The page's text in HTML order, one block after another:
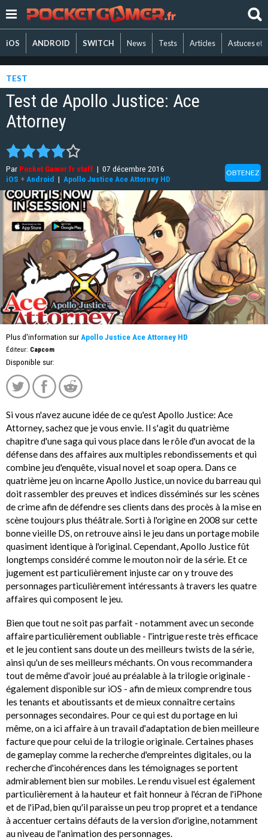
iOS ANDROID SWITCH News Tests Articles Astuces et
TEST
Test de Apollo Justice: Ace
Attorney
Par Pocket Gamer.fr staff | 07 décembre 2016
iOS + Android | Apollo Justice Ace Attorney HD
OBTENEZ
Plus d'information sur Apollo Justice Ace Attorney HD
Éditeur: Capcom
Disponible sur:
Si vous n'avez aucune idée de ce qu'est Apollo Justice: Ace
Attorney, sachez que je vous envie. Il s'agit du quatrième
chapitre d'une saga qui vous place dans le rôle d'un avocat de la
défense dans des affaires aux multiples rebondissements et qui
combine jeu d'enquête, visual novel et soap opera. Dans ce
quatrième jeu on incarne Apollo Justice, un novice du barreau qui
doit rassembler des preuves et indices disséminés sur les scènes
de crime afin de défendre ses clients dans des procès à la mise en
scène toujours plus théâtrale. Sorti à l'origine en 2008 sur cette
bonne vieille DS, on retrouve ainsi le jeu dans un portage mobile
quasiment identique à l'original. Cependant, Apollo Justice fût
longtemps considéré comme le mouton noir de la série. Et ce
jugement est particulièrement injuste car on y trouve des
personnages particulièrement intéressants à travers les quatre
affaires qui composent le jeu.
Bien que tout ne soit pas parfait - notamment avec un seconde
affaire particulièrement oubliable - l'intrigue reste très efficace
et le jeu contient sans doute un des meilleurs twists de la série,
ainsi qu'un de ses meilleurs méchants. On vous recommandera
tout de même d'avoir joué au préalable à la trilogie originale -
également disponible sur iOS - afin de mieux comprendre tous
les tenants et aboutissants et de mieux connaître certains
personnages secondaires. Pour ce qui est du portage en lui
même, on a ici affaire à un travail d'adaptation de bien meilleure
facture que pour celui de la trilogie originale. Certaines phases
de gameplay comme la recherche d'empreintes digitales, ou la
recherche d'incohérences dans les témoignages se portent
admirablement bien sur mobiles. Le rendu visuel est également
particulièrement à la hauteur et fait honneur à l'écran de l'iPhone
et de l'iPad, bien qu'il paraisse un peu trop propret et a tendance
à accentuer certains défauts de la version d'origine, notamment
au niveau de l'animation des personnages.